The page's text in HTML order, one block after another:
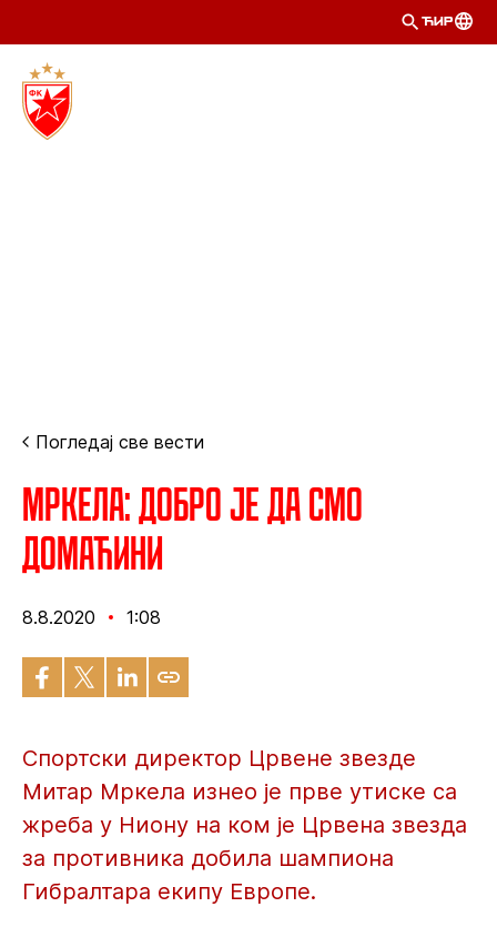
ЋИР
Погледај све вести
Мркела: Добро је да смо
домаћини
8.8.2020 1:08
Спортски директор Црвене звезде
Митар Мркела изнео је прве утиске са
жреба у Ниону на ком је Црвена звезда
за противника добила шампиона
Гибралтара екипу Европе.